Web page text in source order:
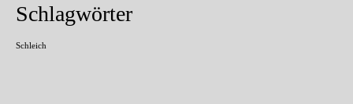
Schlagwörter
Schleich